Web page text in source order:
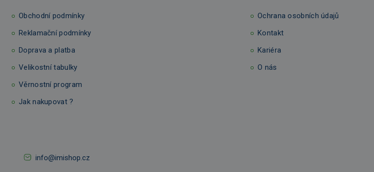
Obchodní podmínky
Reklamační podmínky
Doprava a platba
Velikostní tabulky
Věrnostní program
Jak nakupovat ?
Ochrana osobních údajů
Kontakt
Kariéra
O nás
info@imishop.cz